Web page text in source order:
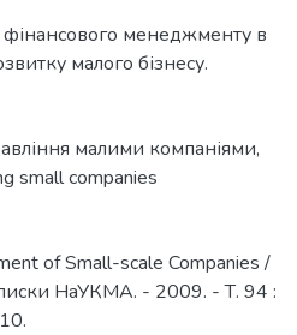
фінансового менеджменту в
малого бізнесу.
малими компаніями,
small companies
of Small-scale Companies /
НаУКМА. - 2009. - Т. 94 :